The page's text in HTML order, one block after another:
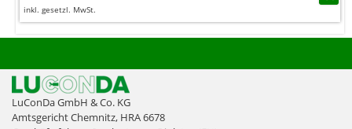
inkl. gesetzl. MwSt.
LuConDa GmbH & Co. KG
Amtsgericht Chemnitz, HRA 6678